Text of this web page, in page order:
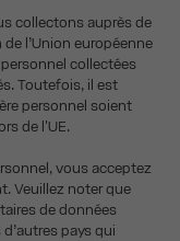
collectons auprès de
l’Union européenne
collectées
Toutefois, il est
personnel soient
de l'UE.
vous acceptez
Veuillez noter que
de données
pays qui